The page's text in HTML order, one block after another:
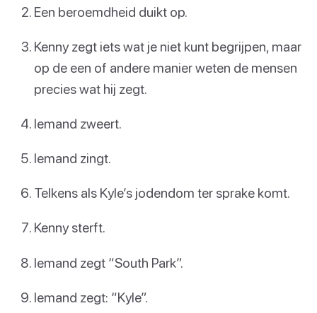
Een beroemdheid duikt op.
Kenny zegt iets wat je niet kunt begrijpen, maar
op de een of andere manier weten de mensen
precies wat hij zegt.
Iemand zweert.
Iemand zingt.
Telkens als Kyle’s jodendom ter sprake komt.
Kenny sterft.
Iemand zegt “South Park”.
Iemand zegt: “Kyle”.